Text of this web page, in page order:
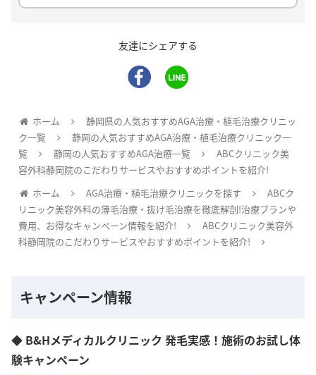
友達にシェアする
ホーム
静岡県の人気おすすめAGA治療・植毛治療クリニッ
ク一覧
静岡の人気おすすめAGA治療・植毛治療クリニック一
覧
静岡の人気おすすめAGA治療一覧
ABCクリニック美
容外科静岡院のこだわりサービスやおすすめポイントを紹介!
ホーム
AGA治療・植毛治療クリニックを探す
ABCク
リニック美容外科の薄毛治療・抜け毛治療を徹底解剖!治療プランや
費用、お得なキャンペーン情報を紹介!
ABCクリニック美容外
科静岡院のこだわりサービスやおすすめポイントを紹介!
キャンペーン情報
◆ B&Hメディカルクリニック 発毛実感！施術のお試し体
験キャンペーン